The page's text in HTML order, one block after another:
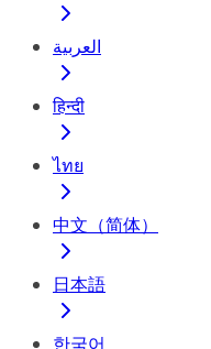
العربية
हिन्दी
ไทย
中文（简体）
日本語
한국어